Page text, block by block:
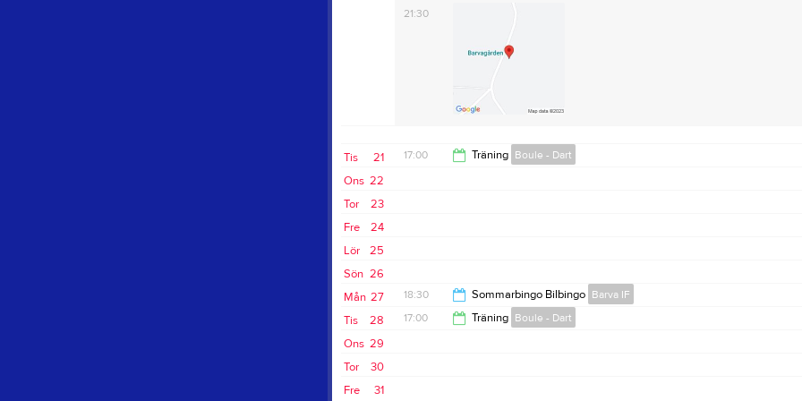
21:30
21
Tis 17:00 Träning Boule - Dart
22
Ons
23
Tor
24
Fre
25
Lör
26
Sön
27
Mån 18:30 Sommarbingo Bilbingo Barva IF
28
Tis 17:00 Träning Boule - Dart
29
Ons
30
Tor
31
Fre